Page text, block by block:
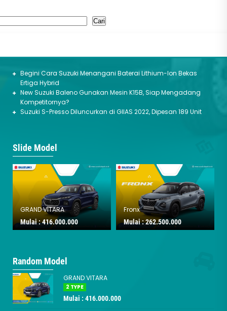
Cari
Begini Cara Suzuki Menangani Baterai Lithium-Ion Bekas
Ertiga Hybrid
New Suzuki Baleno Gunakan Mesin K15B, Siap Mengadang
Kompetitornya?
Suzuki S-Presso Diluncurkan di GIIAS 2022, Dipesan 189 Unit
Slide Model
Fronx
Mulai :262.500.000
SPRESSO
Mulai :173.100.000
Random Model
GRAND VITARA
2 TYPE
Mulai : 416.000.000